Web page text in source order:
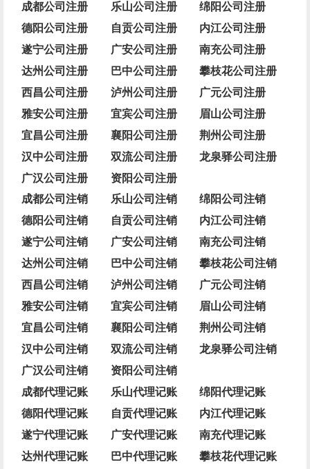
成都公司注册 乐山公司注册
绵阳公司注册
德阳公司注册
自贡公司注册
内江公司注册
遂宁公司注册
广安公司注册
南充公司注册
达州公司注册
巴中公司注册
攀枝花公司注册
西昌公司注册
泸州公司注册
广元公司注册
雅安公司注册
宜宾公司注册
眉山公司注册
宜昌公司注册
襄阳公司注册
荆州公司注册
汉中公司注册
双流公司注册
龙泉驿公司注册
广汉公司注册
资阳公司注册
成都公司注销
乐山公司注销
绵阳公司注销
德阳公司注销
自贡公司注销
内江公司注销
遂宁公司注销
广安公司注销
南充公司注销
达州公司注销
巴中公司注销
攀枝花公司注销
西昌公司注销
泸州公司注销
广元公司注销
雅安公司注销
宜宾公司注销
眉山公司注销
宜昌公司注销
襄阳公司注销
荆州公司注销
汉中公司注销
双流公司注销
龙泉驿公司注销
广汉公司注销
资阳公司注销
成都代理记账
乐山代理记账
绵阳代理记账
德阳代理记账
自贡代理记账
内江代理记账
遂宁代理记账
广安代理记账
南充代理记账
达州代理记账
巴中代理记账 攀枝花代理记账